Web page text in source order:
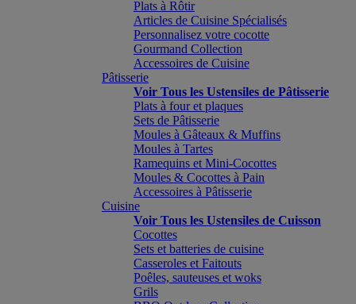
Plats à Rôtir
Articles de Cuisine Spécialisés
Personnalisez votre cocotte
Gourmand Collection
Accessoires de Cuisine
Pâtisserie
Voir Tous les Ustensiles de Pâtisserie
Plats à four et plaques
Sets de Pâtisserie
Moules à Gâteaux & Muffins
Moules à Tartes
Ramequins et Mini-Cocottes
Moules & Cocottes à Pain
Accessoires à Pâtisserie
Cuisine
Voir Tous les Ustensiles de Cuisson
Cocottes
Sets et batteries de cuisine
Casseroles et Faitouts
Poêles, sauteuses et woks
Grils